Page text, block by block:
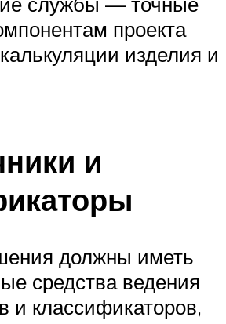
проекта
изделия и
и
должны иметь
средства ведения
и классификаторов,